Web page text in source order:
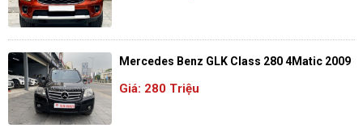
Mercedes Benz GLK Class 280 4Matic 2009
Giá: 280 Triệu